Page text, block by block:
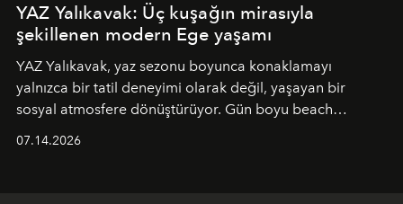
YAZ Yalıkavak: Üç kuşağın mirasıyla
şekillenen modern Ege yaşamı
YAZ Yalıkavak, yaz sezonu boyunca konaklamayı
yalnızca bir tatil deneyimi olarak değil, yaşayan bir
sosyal atmosfere dönüştürüyor. Gün boyu beach
07.14.2026